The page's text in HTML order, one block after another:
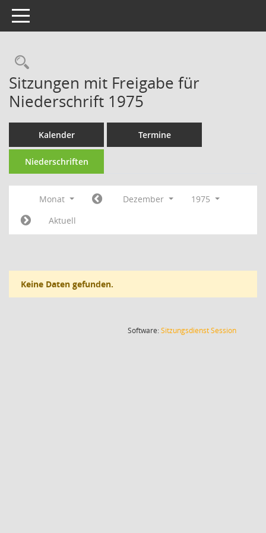
Toggle navigation
Rechercheauswahl
Sitzungen mit Freigabe für
Niederschrift 1975
Kalender Termine
Niederschriften
Monat Dezember
1975
Aktuell
Keine Daten gefunden.
Software:SitzungsdienstSession(Wird in